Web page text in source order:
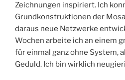
Zeichnungen inspiriert. Ich
Grundkonstruktionen der
daraus neue Netzwerke
Wochen arbeite ich an einem
für einmal ganz ohne System,
Geduld. Ich bin wirklich